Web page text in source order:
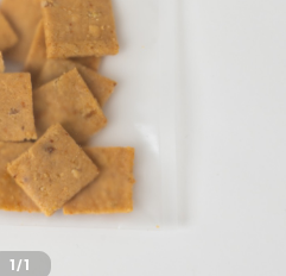
1/1